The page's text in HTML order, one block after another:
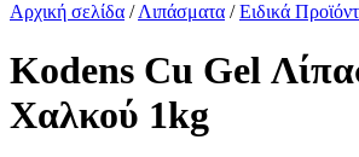
Αρχική σελίδα / Λιπάσματα / Ειδικά
Kodens Cu Gel
Χαλκού 1kg